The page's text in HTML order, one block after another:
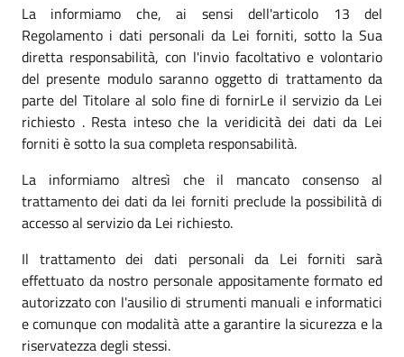
La informiamo che, ai sensi dell'articolo 13 del
Regolamento i dati personali da Lei forniti, sotto la Sua
diretta responsabilità, con l'invio facoltativo e volontario
del presente modulo saranno oggetto di trattamento da
parte del Titolare al solo fine di fornirLe il servizio da Lei
richiesto . Resta inteso che la veridicità dei dati da Lei
forniti è sotto la sua completa responsabilità.
La informiamo altresì che il mancato consenso al
trattamento dei dati da lei forniti preclude la possibilità di
accesso al servizio da Lei richiesto.
Il trattamento dei dati personali da Lei forniti sarà
effettuato da nostro personale appositamente formato ed
autorizzato con l'ausilio di strumenti manuali e informatici
e comunque con modalità atte a garantire la sicurezza e la
riservatezza degli stessi.